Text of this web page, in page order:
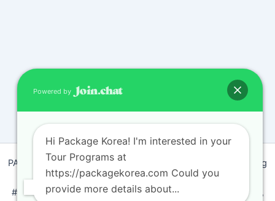
PACKAGEKOREA Travel © 2011 / Representative : Shim Jeong
Ran
#205, Siyeong-Shopping, 20, Goyang-daero, Deokyang-gu,
Powered by
Hi Package Korea! I'm interested in your
Tour Programs at
https://packagekorea.com Could you
provide more details about...